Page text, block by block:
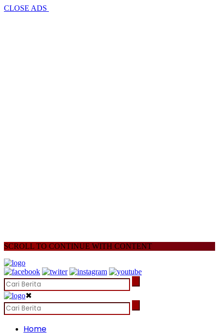
CLOSE ADS
SCROLL TO CONTINUE WITH CONTENT
✖
Home